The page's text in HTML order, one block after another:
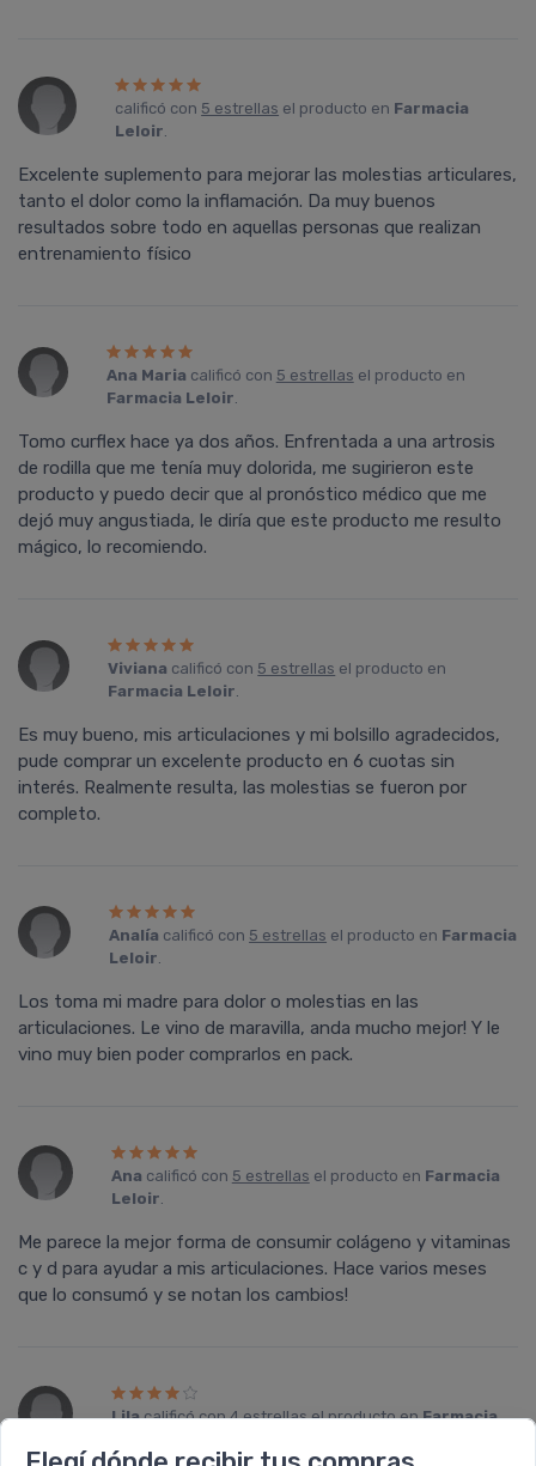
calificó con 5 estrellas el producto en Farmacia
Leloir.
Excelente suplemento para mejorar las molestias articulares,
tanto el dolor como la inflamación. Da muy buenos
resultados sobre todo en aquellas personas que realizan
entrenamiento físico
Ana Maria calificó con 5 estrellas el producto en
Farmacia Leloir.
Tomo curflex hace ya dos años. Enfrentada a una artrosis
de rodilla que me tenía muy dolorida, me sugirieron este
producto y puedo decir que al pronóstico médico que me
dejó muy angustiada, le diría que este producto me resulto
mágico, lo recomiendo.
Viviana calificó con 5 estrellas el producto en
Farmacia Leloir.
Es muy bueno, mis articulaciones y mi bolsillo agradecidos,
pude comprar un excelente producto en 6 cuotas sin
interés. Realmente resulta, las molestias se fueron por
completo.
Analí­a calificó con 5 estrellas el producto en Farmacia
Leloir.
Los toma mi madre para dolor o molestias en las
articulaciones. Le vino de maravilla, anda mucho mejor! Y le
vino muy bien poder comprarlos en pack.
Ana calificó con 5 estrellas el producto en Farmacia
Leloir.
Me parece la mejor forma de consumir colágeno y vitaminas
c y d para ayudar a mis articulaciones. Hace varios meses
que lo consumó y se notan los cambios!
Lilacalificó con4 estrellasel producto enFarmacia